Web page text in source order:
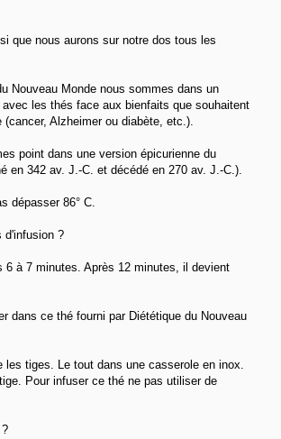
que nous aurons sur notre dos tous les
Nouveau Monde nous sommes dans un
avec les thés face aux bienfaits que souhaitent
(cancer, Alzheimer ou diabète, etc.).
point dans une version épicurienne du
en 342 av. J.-C. et décédé en 270 av. J.-C.).
dépasser 86° C.
d'infusion ?
6 à 7 minutes. Après 12 minutes, il devient
dans ce thé fourni par Diététique du Nouveau
les tiges. Le tout dans une casserole en inox.
Pour infuser ce thé ne pas utiliser de